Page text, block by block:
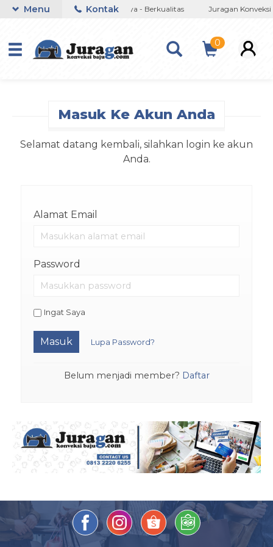
Jujur - Amanah -Terpercaya - Berkualitas Juragan
Menu Kontak
0
Masuk Ke Akun Anda
Selamat datang kembali, silahkan login ke akun
Anda.
Alamat Email
Password
Ingat Saya
Masuk Lupa Password?
Belum menjadi member? Daftar